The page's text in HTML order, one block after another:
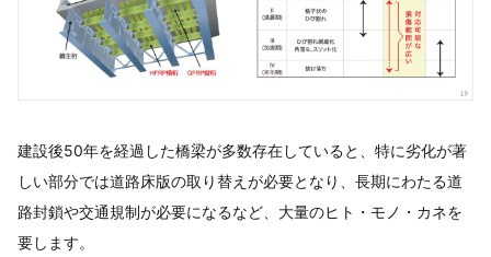
建設後50年を経過した橋梁が多数存在していると、特に劣化が著
しい部分では道路床版の取り替えが必要となり、長期にわたる道
路封鎖や交通規制が必要になるなど、大量のヒト・モノ・カネを
要します。